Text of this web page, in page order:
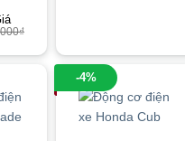
₫
-4%